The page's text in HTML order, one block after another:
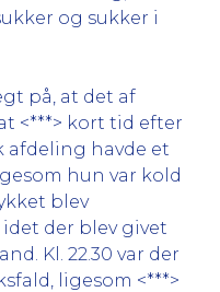
og sukker i
på, at det af
<***> kort tid efter
havde et
hun var kold
blev
der blev givet
Kl. 22.30 var der
ligesom <***>